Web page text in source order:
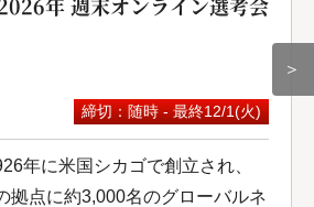
締切：随時 - 最終12/1(火)
年に米国シカゴで創立され、
拠点に約3,000名のグローバルネ
＞